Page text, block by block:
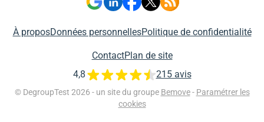
À proposDonnées personnellesPolitique de confidentialité
ContactPlan de site
© DegroupTest 2026 - un site du groupe Bemove - Paramétrer les
cookies
4,8 215 avis